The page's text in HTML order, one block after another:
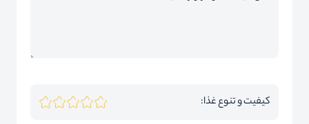
کیفیت و تنوع غذا: